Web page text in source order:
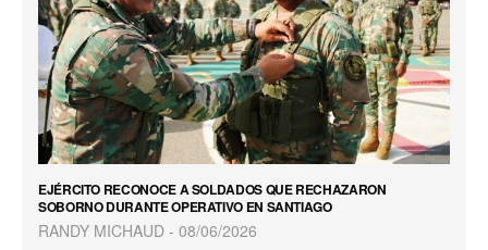
EJÉRCITO RECONOCE A SOLDADOS QUE RECHAZARON
SOBORNO DURANTE OPERATIVO EN SANTIAGO
RANDY MICHAUD 08/06/2026